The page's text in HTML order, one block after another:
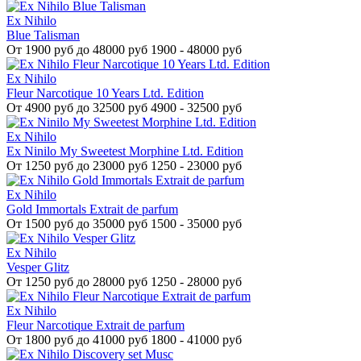
Ex Nihilo
Blue Talisman
От 1900 руб до 48000 руб 1900 - 48000 руб
Ex Nihilo
Fleur Narcotique 10 Years Ltd. Edition
От 4900 руб до 32500 руб 4900 - 32500 руб
Ex Nihilo
Ex Ninilo My Sweetest Morphine Ltd. Edition
От 1250 руб до 23000 руб 1250 - 23000 руб
Ex Nihilo
Gold Immortals Extrait de parfum
От 1500 руб до 35000 руб 1500 - 35000 руб
Ex Nihilo
Vesper Glitz
От 1250 руб до 28000 руб 1250 - 28000 руб
Ex Nihilo
Fleur Narcotique Extrait de parfum
От 1800 руб до 41000 руб 1800 - 41000 руб